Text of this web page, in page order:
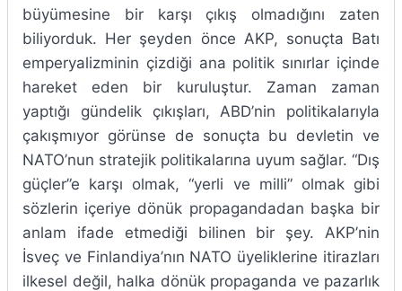
büyümesine bir karşı çıkış olmadığını zaten
biliyorduk. Her şeyden önce AKP, sonuçta Batı
emperyalizminin çizdiği ana politik sınırlar içinde
hareket eden bir kuruluştur. Zaman zaman
yaptığı gündelik çıkışları, ABD’nin politikalarıyla
çakışmıyor görünse de sonuçta bu devletin ve
NATO’nun stratejik politikalarına uyum sağlar. “Dış
güçler”e karşı olmak, “yerli ve milli” olmak gibi
sözlerin içeriye dönük propagandadan başka bir
anlam ifade etmediği bilinen bir şey. AKP’nin
İsveç ve Finlandiya’nın NATO üyeliklerine itirazları
ilkesel değil, halka dönük propaganda ve pazarlık